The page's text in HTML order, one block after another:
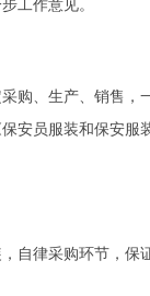
工作意见。
购、生产、销售，
安员服装和保安服
自律采购环节，保